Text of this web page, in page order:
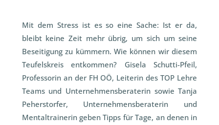
Mit dem Stress ist es so eine Sache: Ist er da,
bleibt keine Zeit mehr übrig, um sich um seine
Beseitigung zu kümmern. Wie können wir diesem
Teufelskreis entkommen? Gisela Schutti-Pfeil,
Professorin an der FH OÖ, Leiterin des TOP Lehre
Teams und Unternehmensberaterin sowie Tanja
Peherstorfer, Unternehmensberaterin und
Mentaltrainerin geben Tipps für Tage, an denen in